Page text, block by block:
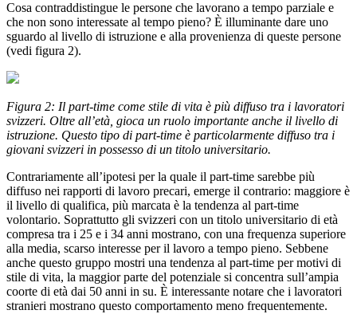
Cosa contraddistingue le persone che lavorano a tempo parziale e
che non sono interessate al tempo pieno? È illuminante dare uno
sguardo al livello di istruzione e alla provenienza di queste persone
(vedi figura 2).
Figura 2: Il part-time come stile di vita è più diffuso tra i lavoratori
svizzeri. Oltre all’età, gioca un ruolo importante anche il livello di
istruzione. Questo tipo di part-time è particolarmente diffuso tra i
giovani svizzeri in possesso di un titolo universitario.
Contrariamente all’ipotesi per la quale il part-time sarebbe più
diffuso nei rapporti di lavoro precari, emerge il contrario: maggiore è
il livello di qualifica, più marcata è la tendenza al part-time
volontario. Soprattutto gli svizzeri con un titolo universitario di età
compresa tra i 25 e i 34 anni mostrano, con una frequenza superiore
alla media, scarso interesse per il lavoro a tempo pieno. Sebbene
anche questo gruppo mostri una tendenza al part-time per motivi di
stile di vita, la maggior parte del potenziale si concentra sull’ampia
coorte di età dai 50 anni in su. È interessante notare che i lavoratori
stranieri mostrano questo comportamento meno frequentemente.